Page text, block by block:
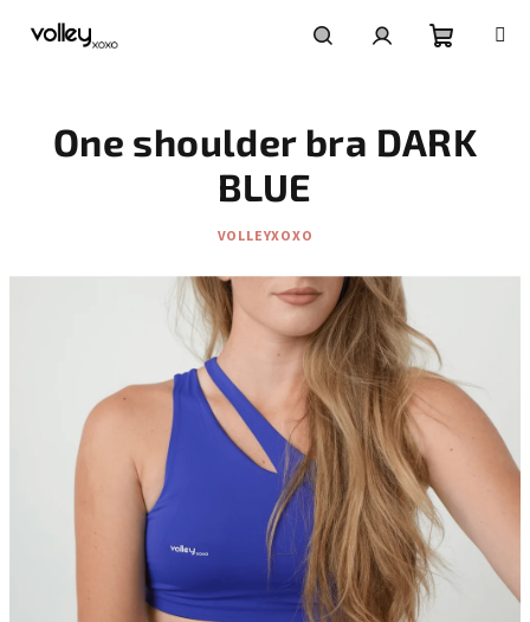
cart
One shoulder bra DARK
BLUE
VOLLEYXOXO